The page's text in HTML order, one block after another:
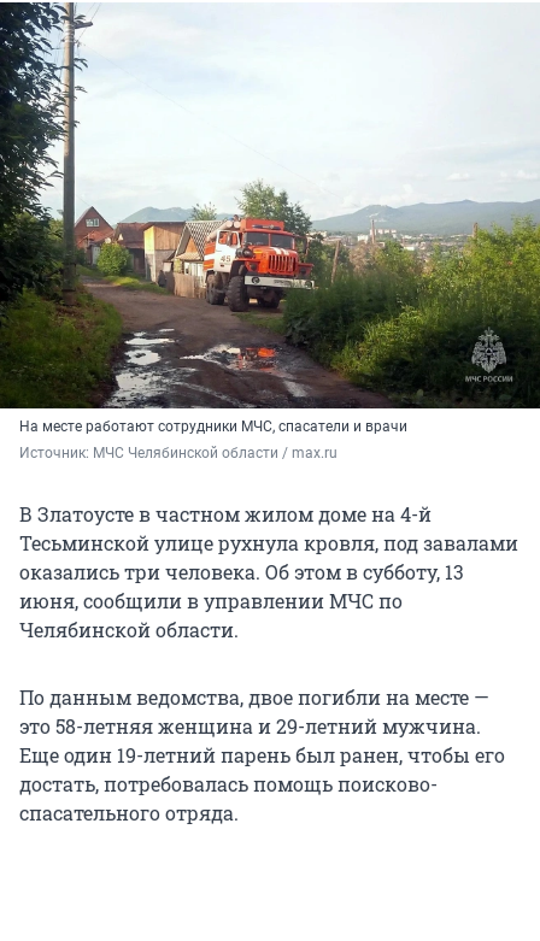
На месте работают сотрудники МЧС, спасатели и врачи
Источник: МЧС Челябинской области / max.ru
В Златоусте в частном жилом доме на 4-й
Тесьминской улице рухнула кровля, под завалами
оказались три человека. Об этом в субботу, 13
июня, сообщили в управлении МЧС по
Челябинской области.
По данным ведомства, двое погибли на месте —
это 58-летняя женщина и 29-летний мужчина.
Еще один 19-летний парень был ранен, чтобы его
достать, потребовалась помощь поисково-
спасательного отряда.